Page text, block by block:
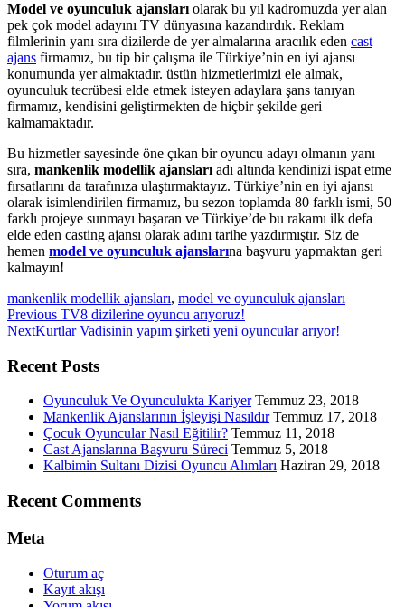
Model ve oyunculuk ajansları olarak bu yıl kadromuzda yer alan
pek çok model adayını TV dünyasına kazandırdık. Reklam
filmlerinin yanı sıra dizilerde de yer almalarına aracılık eden cast
ajans firmamız, bu tip bir çalışma ile Türkiye’nin en iyi ajansı
konumunda yer almaktadır. üstün hizmetlerimizi ele almak,
oyunculuk tecrübesi elde etmek isteyen adaylara şans tanıyan
firmamız, kendisini geliştirmekten de hiçbir şekilde geri
kalmamaktadır.
Bu hizmetler sayesinde öne çıkan bir oyuncu adayı olmanın yanı
sıra, mankenlik modellik ajansları adı altında kendinizi ispat etme
fırsatlarını da tarafınıza ulaştırmaktayız. Türkiye’nin en iyi ajansı
olarak isimlendirilen firmamız, bu sezon toplamda 80 farklı ismi, 50
farklı projeye sunmayı başaran ve Türkiye’de bu rakamı ilk defa
elde eden casting ajansı olarak adını tarihe yazdırmıştır. Siz de
hemen model ve oyunculuk ajanslarına başvuru yapmaktan geri
kalmayın!
mankenlik modellik ajansları, model ve oyunculuk ajansları
PreviousPrevious
post:
TV8 dizilerine oyuncu arıyoruz!
NextNext
Kurtlar Vadisinin yapım şirketi yeni oyuncular arıyor!
Recent Posts
Oyunculuk Ve Oyunculukta Kariyer Temmuz 23, 2018
Mankenlik Ajanslarının İşleyişi Nasıldır Temmuz 17, 2018
Çocuk Oyuncular Nasıl Eğitilir? Temmuz 11, 2018
Cast Ajanslarına Başvuru Süreci Temmuz 5, 2018
Kalbimin Sultanı Dizisi Oyuncu Alımları Haziran 29, 2018
Recent Comments
Meta
Oturum aç
Kayıt akışı